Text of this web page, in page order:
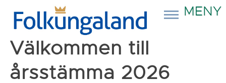
MENY
Välkommen till
årsstämma 2026